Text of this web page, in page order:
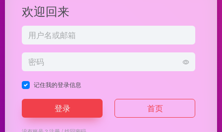
欢迎回来
记住我的登录信息
登录 首页